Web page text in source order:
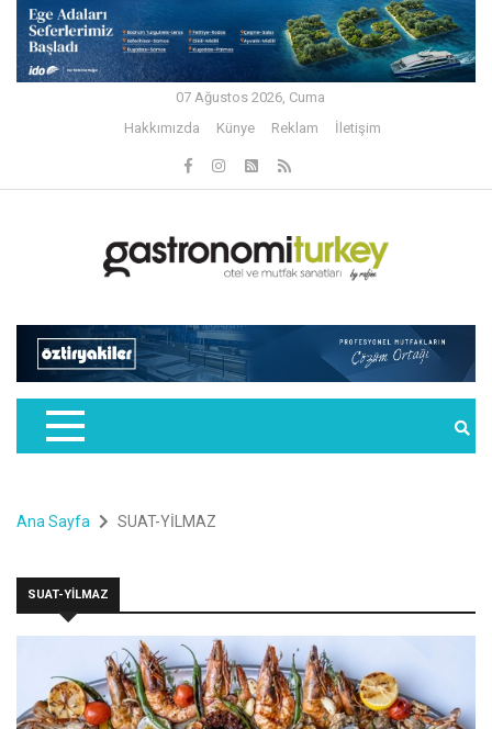
07 Ağustos 2026, Cuma
Hakkımızda
Künye Reklam İletişim
Ana Sayfa SUAT-YİLMAZ
SUAT-YİLMAZ